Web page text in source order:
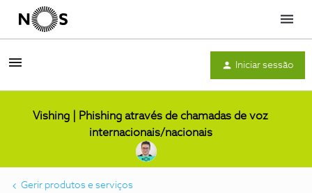
Menu
Iniciar sessão
Vishing | Phishing através de chamadas de voz
internacionais/nacionais
Gerir produtos e serviços